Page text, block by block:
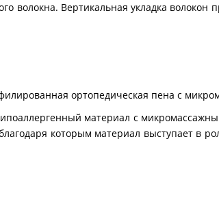
волокна. Вертикальная укладка
ортопедическая пена с
материал с
благодаря которым материал